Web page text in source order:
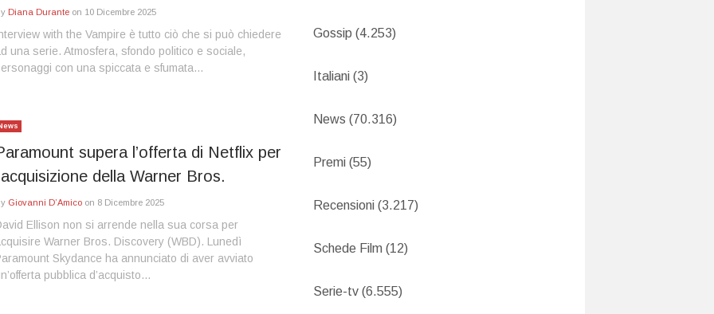
Diana Durante on 10 Dicembre 2025
with the Vampire è tutto ciò che si può chiedere
una serie. Atmosfera, sfondo politico e sociale,
con una spiccata e sfumata…
supera l’offerta di Netflix per
della Warner Bros.
Giovanni D’Amico on 8 Dicembre 2025
Ellison non si arrende nella sua corsa per
Warner Bros. Discovery (WBD). Lunedì
Skydance ha annunciato di aver avviato
pubblica d’acquisto…
Gossip (4.253)
Italiani (3)
News (70.316)
Premi (55)
Recensioni (3.217)
Schede Film (12)
Serie-tv (6.555)